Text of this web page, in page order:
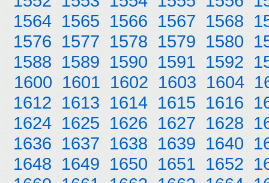
1564 1565 1566 1567 1568
1576 1577 1578 1579 1580
1588 1589 1590 1591 1592
1600 1601 1602 1603 1604
1612 1613 1614 1615 1616
1624 1625 1626 1627 1628
1636 1637 1638 1639 1640
1648 1649 1650 1651 1652